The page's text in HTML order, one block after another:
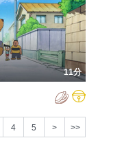
11分
4 5 > >>